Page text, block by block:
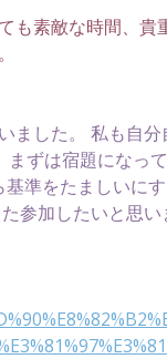
も素敵な時間、
ました。 私も自
ずは宿題になっ
準をたましいに
参加したいと思